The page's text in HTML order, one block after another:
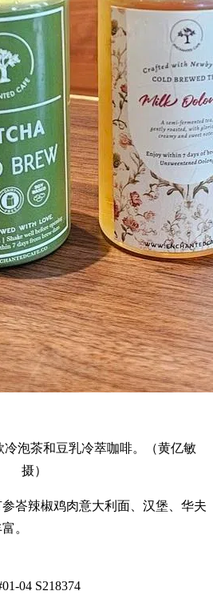
冷泡茶和豆乳冷萃咖啡。（黄亿敏
摄）
峇辣椒鸡肉意大利面、汉堡、华夫
。
04 S218374